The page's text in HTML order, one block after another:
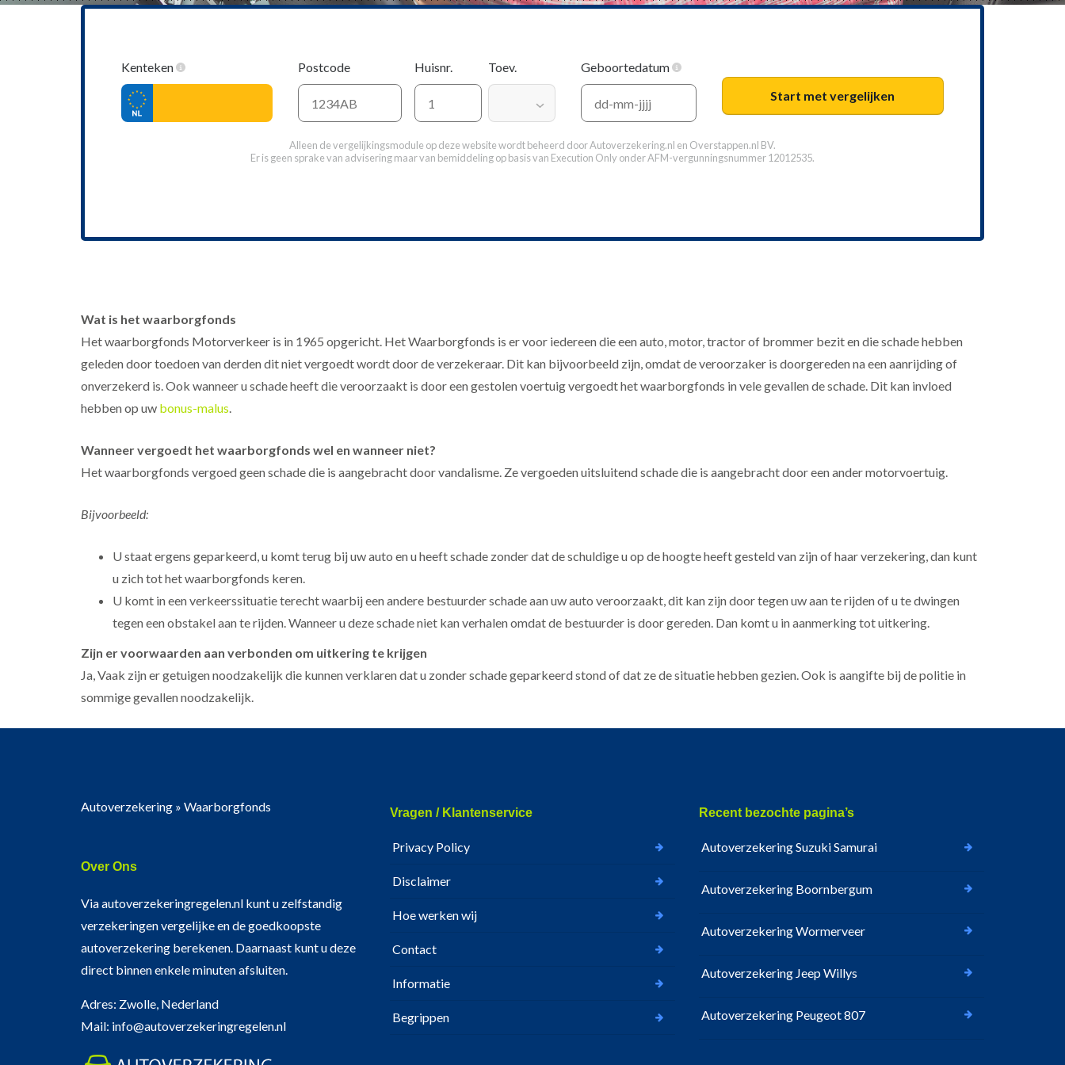
Kenteken Postcode Huisnr. Toev.
Geboortedatum
Start met vergelijken
Alleen de vergelijkingsmodule op deze website wordt beheerd doorAutoverzekering.nl en Overstappen.nl BV.
Er is geen sprake van advisering maar van bemiddeling op basis van Execution Only onder AFM-vergunningsnummer 12012535.
Wat is het waarborgfonds
Het waarborgfonds Motorverkeer is in 1965 opgericht. Het Waarborgfonds is er voor iedereen die een auto, motor, tractor of brommer bezit en die schade hebben
geleden door toedoen van derden dit niet vergoedt wordt door de verzekeraar. Dit kan bijvoorbeeld zijn, omdat de veroorzaker is doorgereden na een aanrijding of
onverzekerd is. Ook wanneer u schade heeft die veroorzaakt is door een gestolen voertuig vergoedt het waarborgfonds in vele gevallen de schade. Dit kan invloed
hebben op uw bonus-malus.
Wanneer vergoedt het waarborgfonds wel en wanneer niet?
Het waarborgfonds vergoed geen schade die is aangebracht door vandalisme. Ze vergoeden uitsluitend schade die is aangebracht door een ander motorvoertuig.
Bijvoorbeeld:
U staat ergens geparkeerd, u komt terug bij uw auto en u heeft schade zonder dat de schuldige u op de hoogte heeft gesteld van zijn of haar verzekering, dan kunt
u zich tot het waarborgfonds keren.
U komt in een verkeerssituatie terecht waarbij een andere bestuurder schade aan uw auto veroorzaakt, dit kan zijn door tegen uw aan te rijden of u te dwingen
tegen een obstakel aan te rijden. Wanneer u deze schade niet kan verhalen omdat de bestuurder is door gereden. Dan komt u in aanmerking tot uitkering.
Zijn er voorwaarden aan verbonden om uitkering te krijgen
Ja, Vaak zijn er getuigen noodzakelijk die kunnen verklaren dat u zonder schade geparkeerd stond of dat ze de situatie hebben gezien. Ook is aangifte bij de politie in
sommige gevallen noodzakelijk.
Autoverzekering » Waarborgfonds
Over Ons
Via autoverzekeringregelen.nl kunt u zelfstandig
verzekeringen vergelijke en de goedkoopste
autoverzekering berekenen. Daarnaast kunt u deze
direct binnen enkele minuten afsluiten.
Adres: Zwolle, Nederland
Mail: info@autoverzekeringregelen.nl
Vragen / Klantenservice
Privacy Policy
Disclaimer
Hoe werken wij
Contact
Informatie
Begrippen
Recent bezochte pagina’s
Autoverzekering Suzuki Samurai
Autoverzekering Boornbergum
Autoverzekering Wormerveer
Autoverzekering Jeep Willys
Autoverzekering Peugeot 807